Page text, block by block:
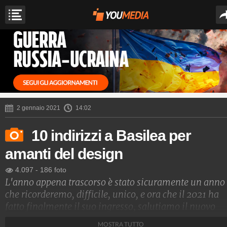
2 gennaio 2021 14:02
10 indirizzi a Basilea per
amanti del design
4.097 - 186 foto
L'anno appena trascorso è stato sicuramente un anno
che ricorderemo, difficile, unico, e ora che il 2021 ha
fatto finalmente il suo ingresso, salutiamo il nuovo
MOSTRA TUTTO